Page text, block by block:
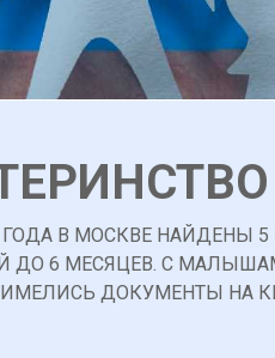
В МОСКВЕ НАЙДЕНЫ
ДО 6 МЕСЯЦЕВ. С
ДОКУМЕНТЫ НА